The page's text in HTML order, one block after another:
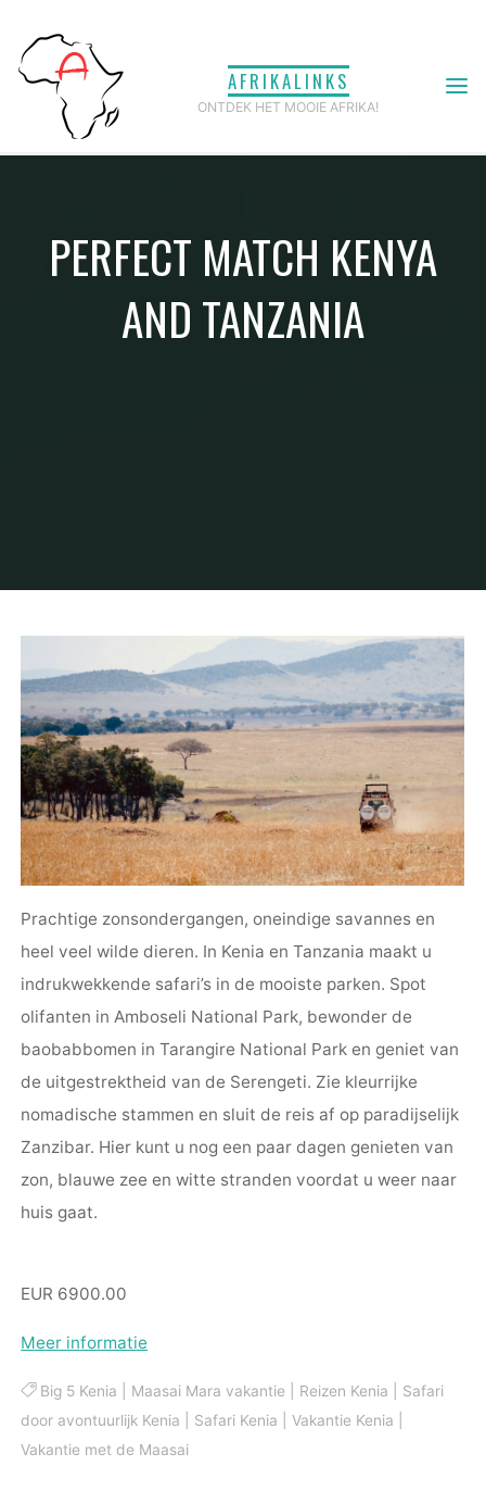
naar
AFRIKALINKS
ONTDEK HET MOOIE AFRIKA!
PERFECT MATCH KENYA
AND TANZANIA
Prachtige zonsondergangen, oneindige savannes en
heel veel wilde dieren. In Kenia en Tanzania maakt u
indrukwekkende safari’s in de mooiste parken. Spot
olifanten in Amboseli National Park, bewonder de
baobabbomen in Tarangire National Park en geniet van
de uitgestrektheid van de Serengeti. Zie kleurrijke
nomadische stammen en sluit de reis af op paradijselijk
Zanzibar. Hier kunt u nog een paar dagen genieten van
zon, blauwe zee en witte stranden voordat u weer naar
huis gaat.
EUR 6900.00
Meer informatie
Big 5 Kenia Maasai Mara vakantie Reizen Kenia
Safari
door avontuurlijk Kenia
Safari Kenia |Vakantie Kenia
Vakantie met de Maasai